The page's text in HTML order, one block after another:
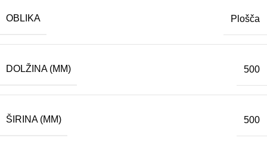
OBLIKA Plošča
DOLŽINA (MM) 500
ŠIRINA (MM) 500